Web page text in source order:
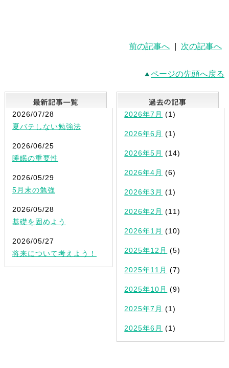
前の記事へ 次の記事へ
ページの先頭へ戻る
最新記事一覧
2026/07/28
夏バテしない勉強法
2026/06/25
睡眠の重要性
2026/05/29
5月末の勉強
2026/05/28
基礎を固めよう
2026/05/27
将来について考えよう！
2026年7月 (1)
2026年6月 (1)
2026年5月 (14)
2026年4月 (6)
2026年3月 (1)
2026年2月 (11)
2026年1月 (10)
2025年12月 (5)
2025年11月 (7)
2025年10月 (9)
2025年7月 (1)
2025年6月 (1)